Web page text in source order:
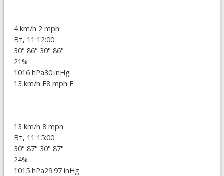
4 km/h 2 mph
Вт, 11 12:00
30° 86° 30° 86°
21%
1016 hPa30 inHg
13 km/h E8 mph E
13 km/h 8 mph
Вт, 11 15:00
30° 87° 30° 87°
24%
1015 hPa29.97 inHg